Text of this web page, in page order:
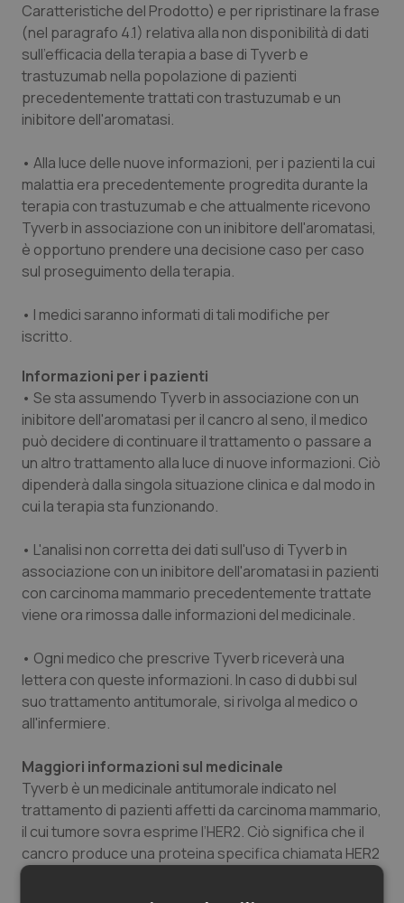
Quotidiano Pediatria
Rene & patologie urogenitali
Salute orale & impianti
Sangue & coagulazione
Tiroide
Tumore al seno
Tumori del Polmone & Testa Collo
Tumori gastrointestinali
Ulcera & Reflusso
Vaccini
Caratteristiche del Prodotto) e per ripristinare la frase
(nel paragrafo 4.1) relativa alla non disponibilità di dati
sull'efficacia della terapia a base di Tyverb e
trastuzumab nella popolazione di pazienti
precedentemente trattati con trastuzumab e un
inibitore dell'aromatasi.
• Alla luce delle nuove informazioni, per i pazienti la cui
malattia era precedentemente progredita durante la
terapia con trastuzumab e che attualmente ricevono
Tyverb in associazione con un inibitore dell'aromatasi,
è opportuno prendere una decisione caso per caso
sul proseguimento della terapia.
• I medici saranno informati di tali modifiche per
iscritto.
Informazioni per i pazienti
• Se sta assumendo Tyverb in associazione con un
inibitore dell'aromatasi per il cancro al seno, il medico
può decidere di continuare il trattamento o passare a
un altro trattamento alla luce di nuove informazioni. Ciò
dipenderà dalla singola situazione clinica e dal modo in
cui la terapia sta funzionando.
• L'analisi non corretta dei dati sull'uso di Tyverb in
associazione con un inibitore dell'aromatasi in pazienti
con carcinoma mammario precedentemente trattate
viene ora rimossa dalle informazioni del medicinale.
• Ogni medico che prescrive Tyverb riceverà una
lettera con queste informazioni. In caso di dubbi sul
suo trattamento antitumorale, si rivolga al medico o
all'infermiere.
Maggiori informazioni sul medicinale
Tyverb è un medicinale antitumorale indicato nel
trattamento di pazienti affetti da carcinoma mammario,
il cui tumore sovra esprime l’HER2. Ciò significa che il
cancro produce una proteina specifica chiamata HER2
(nota anche come ErbB2) sulla superficie delle cellule